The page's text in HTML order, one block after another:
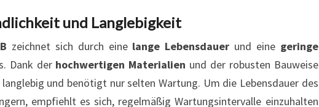
und Langlebigkeit
zeichnet sich durch eine lange Lebensdauer und eine geringe
Dank der hochwertigen Materialien und der robusten Bauweise
und benötigt nur selten Wartung. Um die Lebensdauer des
empfiehlt es sich, regelmäßig Wartungsintervalle einzuhalten